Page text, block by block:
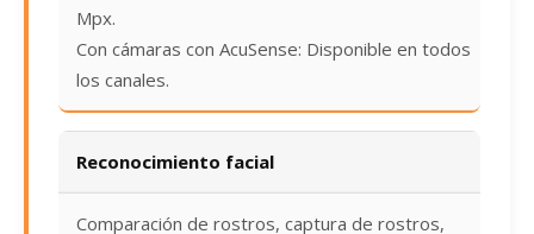
Mpx.
Con cámaras con AcuSense: Disponible en todos
los canales.
Reconocimiento facial
Comparación de rostros, captura de rostros,